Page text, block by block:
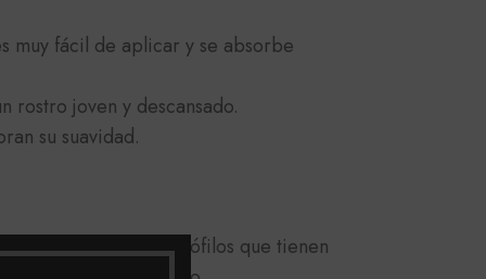
muy fácil de aplicar y se absorbe
joven y descansado.
su suavidad.
extremófilos que tienen